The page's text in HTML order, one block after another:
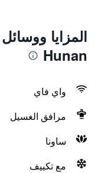
Hunan
واي فاي
مرافق الغسيل
ساونا
مع تكييف